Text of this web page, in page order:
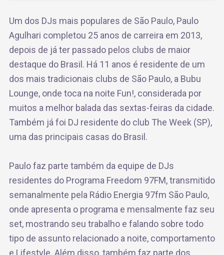
Um dos DJs mais populares de São Paulo, Paulo
Agulhari completou 25 anos de carreira em 2013,
depois de já ter passado pelos clubs de maior
destaque do Brasil. Há 11 anos é residente de um
dos mais tradicionais clubs de São Paulo, a Bubu
Lounge, onde toca na noite Fun!, considerada por
muitos a melhor balada das sextas-feiras da cidade.
Também já foi DJ residente do club The Week (SP),
uma das principais casas do Brasil.
Paulo faz parte também da equipe de DJs
residentes do Programa Freedom 97FM, transmitido
semanalmente pela Rádio Energia 97fm São Paulo,
onde apresenta o programa e mensalmente faz seu
set, mostrando seu trabalho e falando sobre todo
tipo de assunto relacionado a noite, comportamento
e Lifestyle. Além disso, também faz parte dos